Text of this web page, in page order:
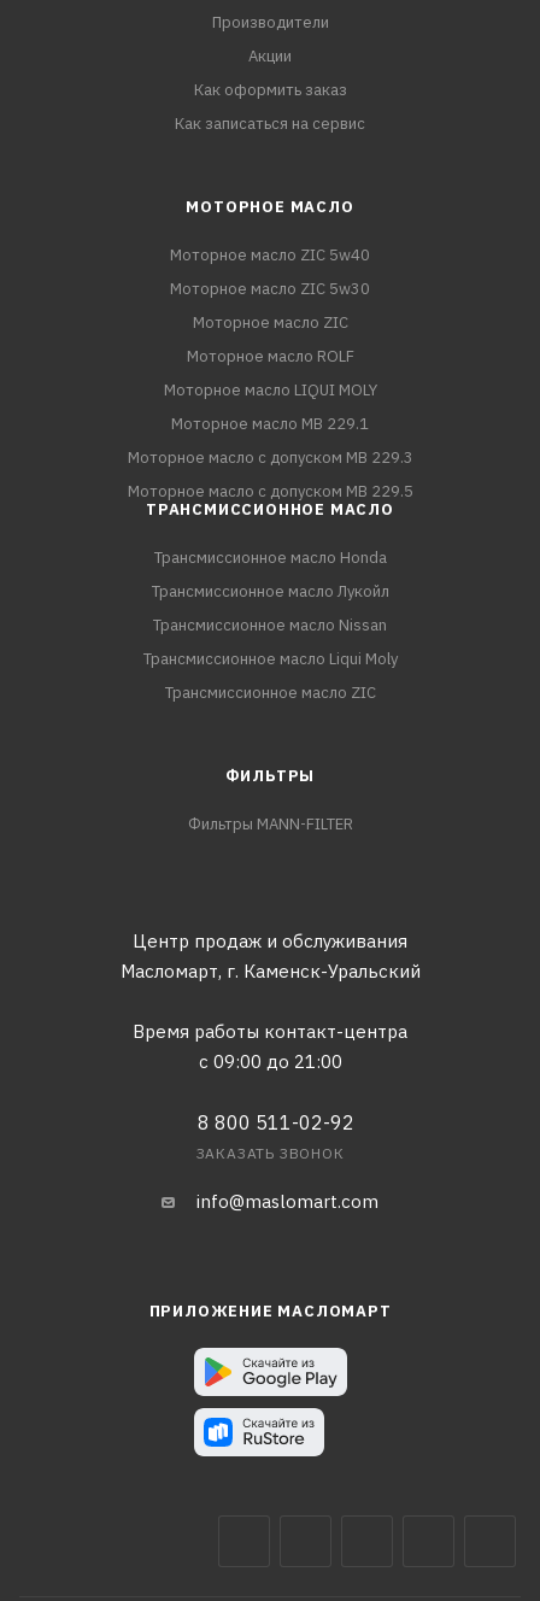
Производители
Акции
Как оформить заказ
Как записаться на сервис
МОТОРНОЕ МАСЛО
Моторное масло ZIC 5w40
Моторное масло ZIC 5w30
Моторное масло ZIC
Моторное масло ROLF
Моторное масло LIQUI MOLY
Моторное масло MB 229.1
Моторное масло с допуском MB 229.3
Моторное масло с допуском MB 229.5
ТРАНСМИССИОННОЕ МАСЛО
Трансмиссионное масло Honda
Трансмиссионное масло Лукойл
Трансмиссионное масло Nissan
Трансмиссионное масло Liqui Moly
Трансмиссионное масло ZIC
ФИЛЬТРЫ
Фильтры MANN-FILTER
Центр продаж и обслуживания
Масломарт, г. Каменск-Уральский
Время работы контакт-центра
с 09:00 до 21:00
8 800 511-02-92
ЗАКАЗАТЬ ЗВОНОК
info@maslomart.com
ПРИЛОЖЕНИЕ МАСЛОМАРТ